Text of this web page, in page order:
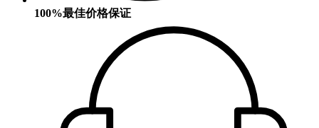
100%最佳价格保证